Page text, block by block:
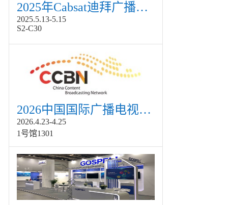
2025年Cabsat迪拜广播电视展
2025.5.13-5.15
S2-C30
2026中国国际广播电视信息网络展览会展
2026.4.23-4.25
1号馆1301